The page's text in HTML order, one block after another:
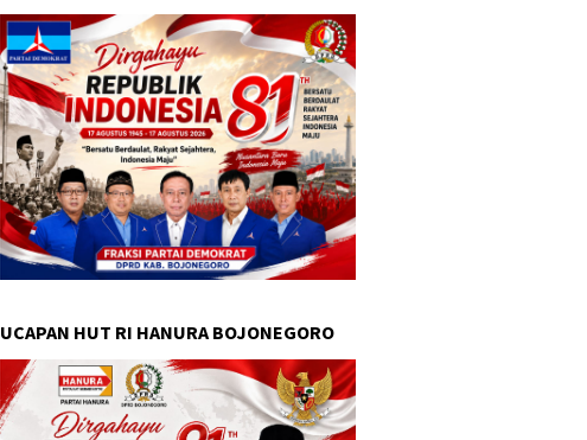
UCAPAN HUT RI HANURA BOJONEGORO